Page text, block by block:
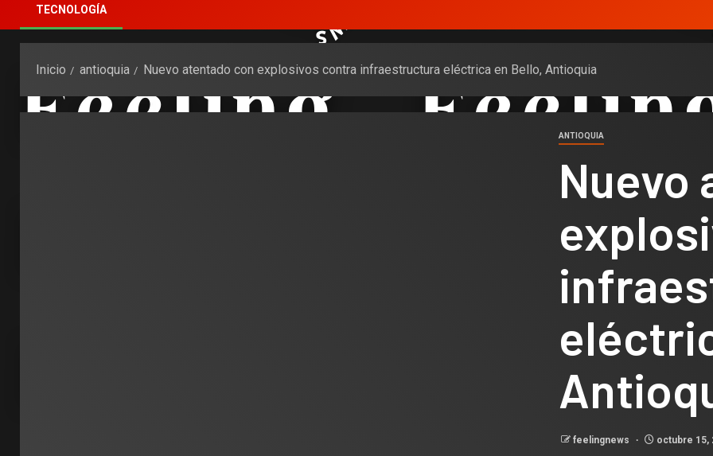
TECNOLOGÍA
Inicio antioquia Nuevo atentado con explosivos contra infraestructura eléctrica en Bello, Antioquia
ANTIOQUIA
Nuevo
feelingnews octubre 15,